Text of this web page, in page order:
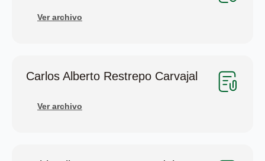
Ver archivo
Carlos Alberto Restrepo Carvajal
Ver archivo